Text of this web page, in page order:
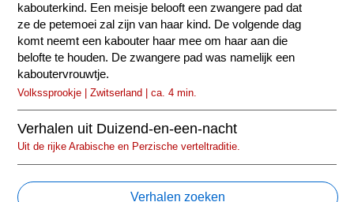
kabouterkind. Een meisje belooft een zwangere pad dat
ze de petemoei zal zijn van haar kind. De volgende dag
komt neemt een kabouter haar mee om haar aan die
belofte te houden. De zwangere pad was namelijk een
kaboutervrouwtje.
Volkssprookje | Zwitserland | ca. 4 min.
Verhalen uit Duizend-en-een-nacht
Uit de rijke Arabische en Perzische verteltraditie.
Verhalen zoeken